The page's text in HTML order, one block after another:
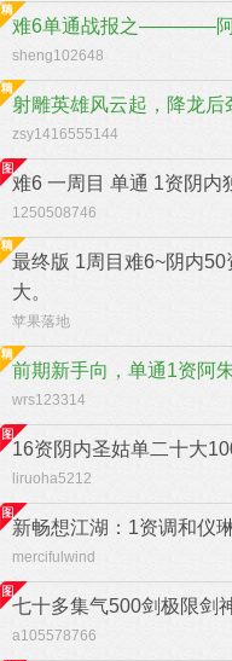
难6单通战报之————
sheng102648
射雕英雄风云起，降龙
zsy1416555144
难6 一周目 单通 1资阴内
1250508746
最终版 1周目难6~阴内
大。
苹果落地
前期新手向，单通1资阿
wrs123314
16资阴内圣姑单二十大
liruoha5212
新畅想江湖：1资调和仪
mercifulwind
七十多集气500剑极限剑
a105578766